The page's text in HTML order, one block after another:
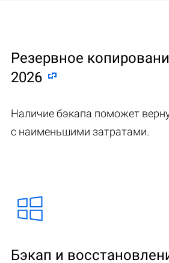
Резервное
2026
Наличие бэкапа поможет
с наименьшими затратами.
Бэкап и